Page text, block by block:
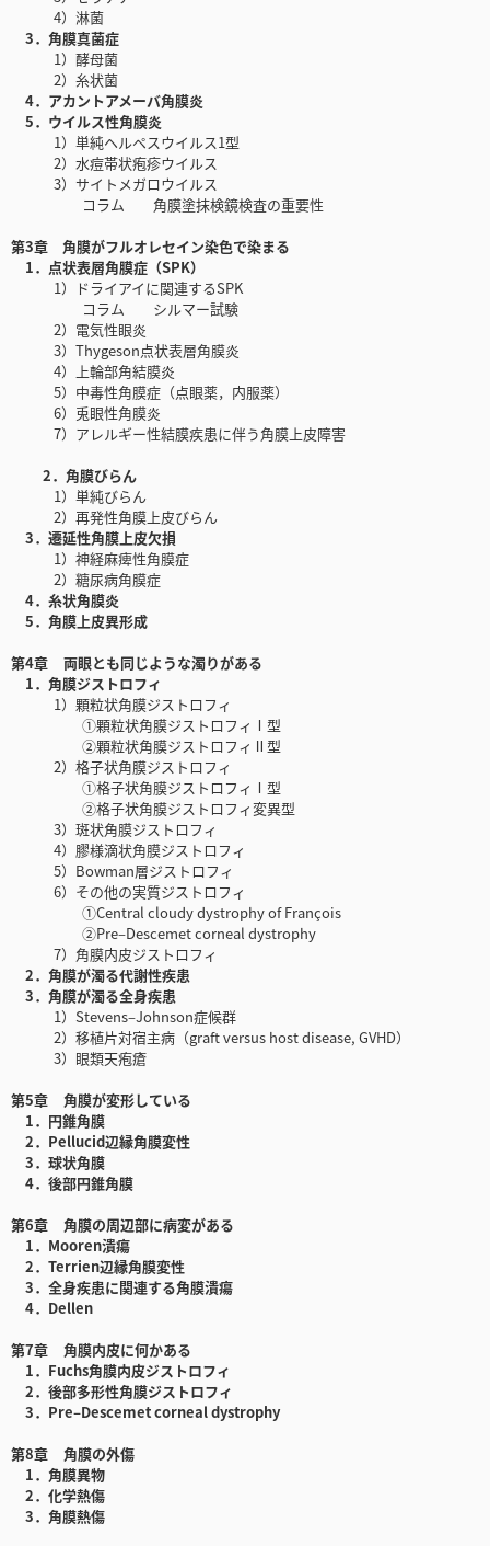
4）淋菌
3．角膜真菌症
1）酵母菌
2）糸状菌
4．アカントアメーバ角膜炎
5．ウイルス性角膜炎
1）単純ヘルペスウイルス1型
2）水痘帯状疱疹ウイルス
3）サイトメガロウイルス
コラム 角膜塗抹検鏡検査の重要性
第3章 角膜がフルオレセイン染色で染まる
1．点状表層角膜症（SPK）
1）ドライアイに関連するSPK
コラム シルマー試験
2）電気性眼炎
3）Thygeson点状表層角膜炎
4）上輪部角結膜炎
5）中毒性角膜症（点眼薬，内服薬）
6）兎眼性角膜炎
7）アレルギー性結膜疾患に伴う角膜上皮障害
2．角膜びらん
1）単純びらん
2）再発性角膜上皮びらん
3．遷延性角膜上皮欠損
1）神経麻痺性角膜症
2）糖尿病角膜症
4．糸状角膜炎
5．角膜上皮異形成
第4章 両眼とも同じような濁りがある
1．角膜ジストロフィ
1）顆粒状角膜ジストロフィ
①顆粒状角膜ジストロフィⅠ型
②顆粒状角膜ジストロフィⅡ型
2）格子状角膜ジストロフィ
①格子状角膜ジストロフィⅠ型
②格子状角膜ジストロフィ変異型
3）斑状角膜ジストロフィ
4）膠様滴状角膜ジストロフィ
5）Bowman層ジストロフィ
6）その他の実質ジストロフィ
①Central cloudy dystrophy of François
②Pre‒Descemet corneal dystrophy
7）角膜内皮ジストロフィ
2．角膜が濁る代謝性疾患
3．角膜が濁る全身疾患
1）Stevens‒Johnson症候群
2）移植片対宿主病（graft versus host disease, GVHD）
3）眼類天疱瘡
第5章 角膜が変形している
1．円錐角膜
2．Pellucid辺縁角膜変性
3．球状角膜
4．後部円錐角膜
第6章 角膜の周辺部に病変がある
1．Mooren潰瘍
2．Terrien辺縁角膜変性
3．全身疾患に関連する角膜潰瘍
4．Dellen
第7章 角膜内皮に何かある
1．Fuchs角膜内皮ジストロフィ
2．後部多形性角膜ジストロフィ
3．Pre‒Descemet corneal dystrophy
第8章 角膜の外傷
1．角膜異物
2．化学熱傷
3．角膜熱傷